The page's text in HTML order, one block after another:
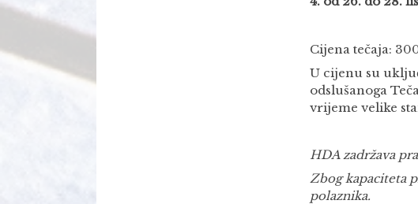
Cijena tečaja:
U cijenu su
odslušanoga
vrijeme velike
HDA zadržava
Zbog kapaciteta
polaznika.